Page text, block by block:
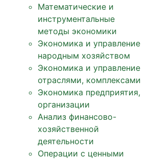
Математические и
инструментальные
методы экономики
Экономика и управление
народным хозяйством
Экономика и управление
отраслями, комплексами
Экономика предприятия,
организации
Анализ финансово-
хозяйственной
деятельности
Операции с ценными